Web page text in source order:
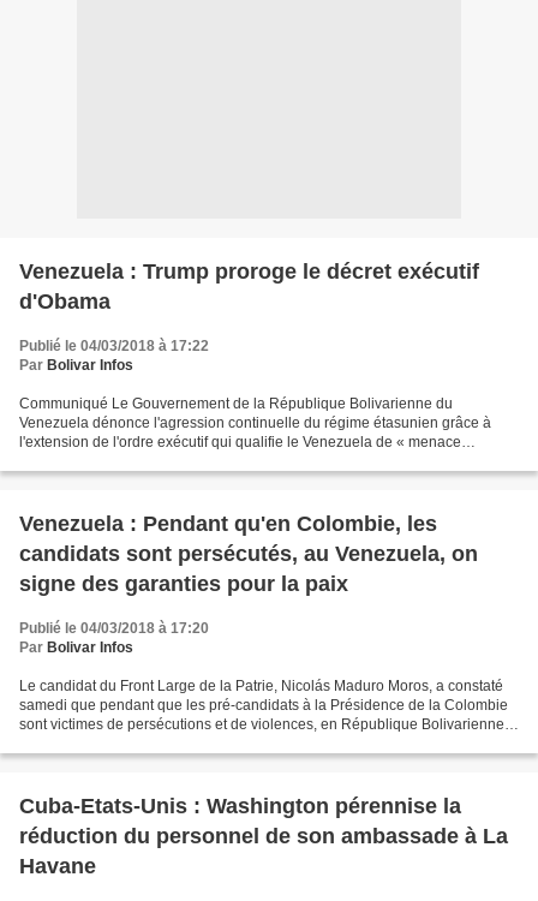
Venezuela : Trump proroge le décret exécutif
d'Obama
Publié le 04/03/2018 à 17:22
Par Bolivar Infos
Communiqué Le Gouvernement de la République Bolivarienne du
Venezuela dénonce l'agression continuelle du régime étasunien grâce à
l'extension de l'ordre exécutif qui qualifie le Venezuela de « menace
Venezuela : Pendant qu'en Colombie, les
candidats sont persécutés, au Venezuela, on
signe des garanties pour la paix
Publié le 04/03/2018 à 17:20
Par Bolivar Infos
Le candidat du Front Large de la Patrie, Nicolás Maduro Moros, a constaté
samedi que pendant que les pré-candidats à la Présidence de la Colombie
sont victimes de persécutions et de violences, en République Bolivarienne
Cuba-Etats-Unis : Washington pérennise la
réduction du personnel de son ambassade à La
Havane